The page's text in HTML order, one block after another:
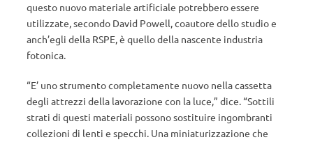
questo nuovo materiale artificiale potrebbero essere
utilizzate, secondo David Powell, coautore dello studio e
anch’egli della RSPE, è quello della nascente industria
fotonica.
“E’ uno strumento completamente nuovo nella cassetta
degli attrezzi della lavorazione con la luce,” dice. “Sottili
strati di questi materiali possono sostituire ingombranti
collezioni di lenti e specchi. Una miniaturizzazione che